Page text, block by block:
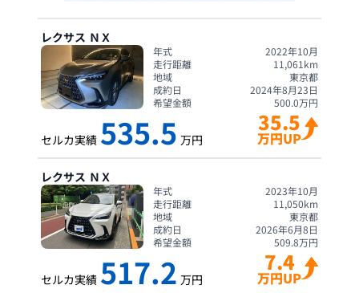
レクサス ＮＸ
年式
2022年10月
走行距離
11,061 km
地域
東京都
成約日
2024年8月23日
希望金額
500.0万円
セルカ実績 535.5 万円
35.5
万円UP
レクサス ＮＸ
年式
2023年10月
走行距離
11,050km
地域
東京都
成約日
2026年6月8日
希望金額
509.8万円
セルカ実績 517.2 万円
7.4
万円UP